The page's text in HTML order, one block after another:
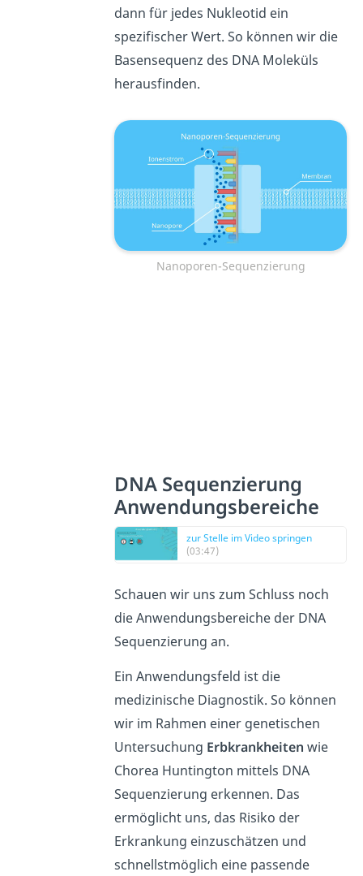
dann für jedes Nukleotid ein
spezifischer Wert. So können wir die
Basensequenz des DNA Moleküls
herausfinden.
Nanoporen-Sequenzierung
DNA Sequenzierung
Anwendungsbereiche
zur Stelle im Video springen
(03:47)
Schauen wir uns zum Schluss noch
die Anwendungsbereiche der DNA
Sequenzierung an.
Ein Anwendungsfeld ist die
medizinische Diagnostik. So können
wir im Rahmen einer genetischen
Untersuchung Erbkrankheiten wie
Chorea Huntington mittels DNA
Sequenzierung erkennen. Das
ermöglicht uns, das Risiko der
Erkrankung einzuschätzen und
schnellstmöglich eine passende